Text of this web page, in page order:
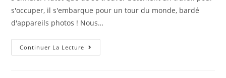
s'occuper, il s'embarque pour un tour du monde, bardé
d'appareils photos ! Nous…
Continuer La Lecture